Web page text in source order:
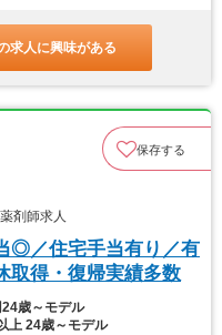
求人に興味がある
保存する
剤師求人
◎／住宅手当有り／有
取得・復帰実績多数
24歳～モデル
上 24歳～モデル